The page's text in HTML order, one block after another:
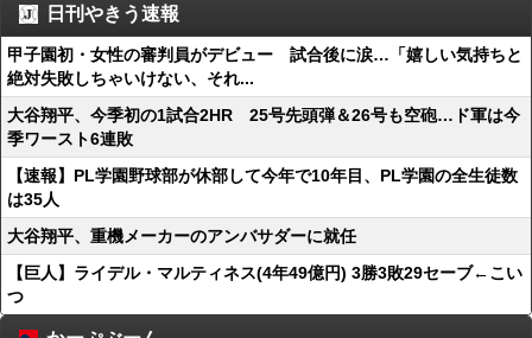
日刊やきう速報
甲子園初・女性の審判員がデビュー 試合後に涙…「嬉しい気持ちと
絶対失敗しちゃいけない、それ...
大谷翔平、今季初の1試合2HR 25号先頭弾＆26号も空砲…ド軍は今
季ワースト6連敗
【速報】PL学園野球部が休部して今年で10年目、PL学園の全生徒数
は35人
大谷翔平、重機メーカーのアンバサダーに就任
【巨人】ライデル・マルティネス(4年49億円) 3勝3敗29セーブ←こい
つ